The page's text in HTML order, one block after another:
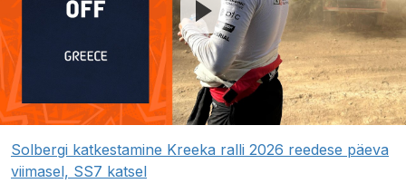
Solbergi katkestamine Kreeka ralli 2026 reedese päeva
viimasel, SS7 katsel